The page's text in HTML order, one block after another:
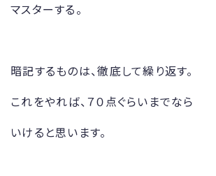
マスターする。
暗記するものは、徹底して繰り返す。
これをやれば、７０点ぐらいまでなら
いけると思います。